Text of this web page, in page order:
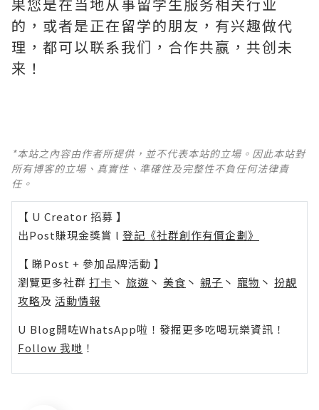
的，或者是正在留学的朋友，有兴趣做代
理，都可以联系我们，合作共赢，共创未
来！
*本站之內容由作者所提供，並不代表本站的立場。因此本站對
所有博客的立場、真實性、準確性及完整性不負任何法律責
任。
【 U Creator 招募 】
出Post賺現金獎賞 l 登記《社群創作有價企劃》
【 睇Post + 參加品牌活動 】
瀏覽更多社群 打卡 丶 旅遊 丶 美食 丶 親子 丶 寵物 丶 扮靚
攻略及 活動情報
U Blog開咗WhatsApp啦！發掘更多吃喝玩樂資訊！
Follow 我哋 ！